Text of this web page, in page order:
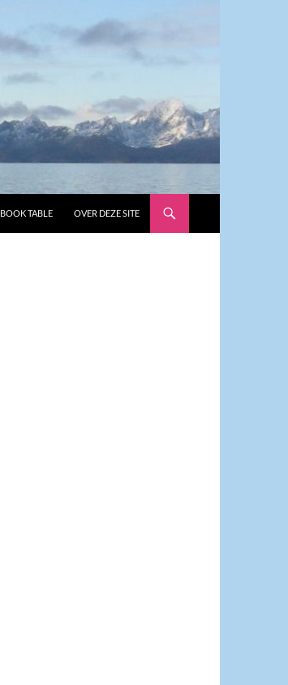
BOOK TABLE
OVER DEZE SITE